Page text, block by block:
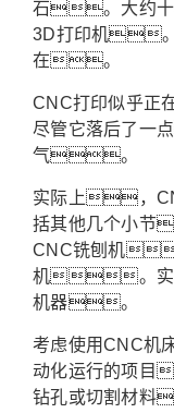
石。大约十
3D打印机
在。
CNC打印似乎
尽管它落后了一
气。
实际上，
括其他几个小
CNC铣刨机
机。实
机器。
考虑使用CNC
动化运行的项目
钻孔或切割材料